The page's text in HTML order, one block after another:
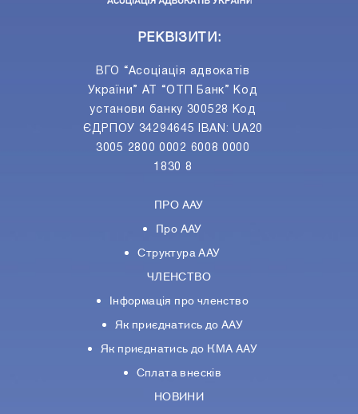
РЕКВІЗИТИ:
ВГО “Асоціація адвокатів
України” АТ “ОТП Банк” Код
установи банку 300528 Код
ЄДРПОУ 34294645 IBAN: UA20
3005 2800 0002 6008 0000
1830 8
ПРО ААУ
Про ААУ
Структура ААУ
ЧЛЕНСТВО
Інформація про членство
Як приєднатись до ААУ
Як приєднатись до КМА ААУ
Сплата внесків
НОВИНИ